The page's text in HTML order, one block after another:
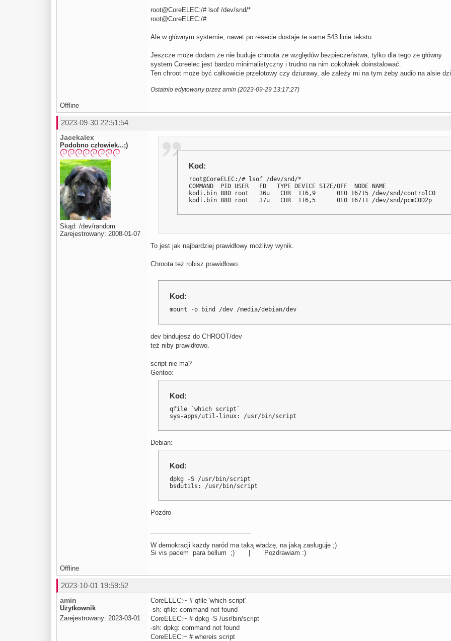
root@CoreELEC:/# lsof /dev/snd/*
root@CoreELEC:/#
Ale w głównym systemie, nawet po resecie dostaje te same 543 linie tekstu.
Jeszcze może dodam że nie buduje chroota ze względów bezpieczeństwa, tylko dla tego że główny
system Coreelec jest bardzo minimalistyczny i trudno na nim cokolwiek doinstalować.
Ten chroot może być całkowicie przelotowy czy dziurawy, ale zależy mi na tym żeby audio na alsie
Ostatnio edytowany przez amin (2023-09-29 13:17:27)
Offline
2023-09-30 22:51:54
Jacekalex
Podobno człowiek...;)
Skąd: /dev/random
Zarejestrowany: 2008-01-07
Kod:
root@CoreELEC:/# lsof /dev/snd/*
COMMAND  PID USER   FD   TYPE DEVICE SIZE/OFF  NODE NAME
kodi.bin 880 root   36u   CHR  116,9      0t0 16715 /dev/snd/controlC0
kodi.bin 880 root   37u   CHR  116,5      0t0 16711 /dev/snd/pcmC0D2p
To jest jak najbardziej prawidłowy możliwy wynik.
Chroota też robisz prawidłowo.
Kod:
mount -o bind /dev /media/debian/dev
dev bindujesz do CHROOT/dev
też niby prawidłowo.
script nie ma?
Gentoo:
Kod:
qfile `which script`
sys-apps/util-linux: /usr/bin/script
Debian:
Kod:
dpkg -S /usr/bin/script
bsdutils: /usr/bin/script
Pozdro
W demokracji każdy naród ma taką władzę, na jaką zasługuje ;)
Si vis pacem para bellum ;) | Pozdrawiam :)
Offline
2023-10-01 19:59:52
amin
Użytkownik
Zarejestrowany: 2023-03-01
CoreELEC:~ # qfile 'which script'
-sh: qfile: command not found
CoreELEC:~ # dpkg -S /usr/bin/script
-sh: dpkg: command not found
CoreELEC:~ # whereis script